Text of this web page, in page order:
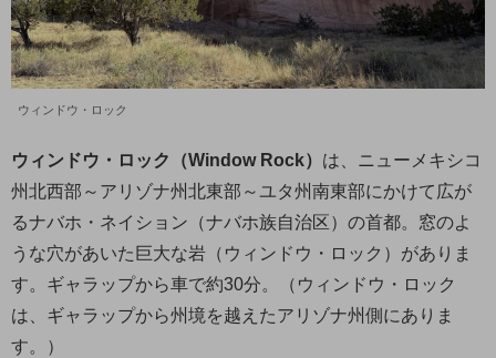
ウィンドウ・ロック
ウィンドウ・ロック（Window Rock） は、ニューメキシコ
州北西部～アリゾナ州北東部～ユタ州南東部にかけて広が
るナバホ・ネイション（ナバホ族自治区）の首都。窓のよ
うな穴があいた巨大な岩（ウィンドウ・ロック）がありま
す。ギャラップから車で約30分。（ウィンドウ・ロック
は、ギャラップから州境を越えたアリゾナ州側にありま
す。）